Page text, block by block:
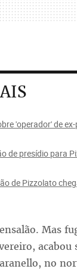
'operador' de
de presídio para
de Pizzolato
Mas
acabou
no